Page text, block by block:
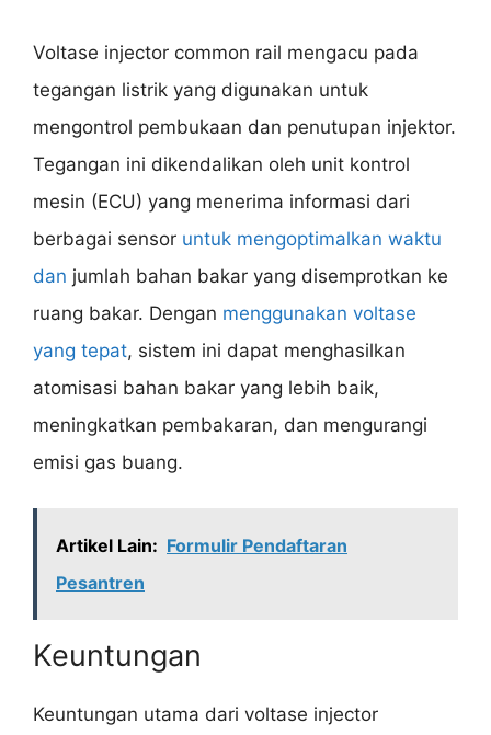
Voltase injector common rail mengacu pada
tegangan listrik yang digunakan untuk
mengontrol pembukaan dan penutupan injektor.
Tegangan ini dikendalikan oleh unit kontrol
mesin (ECU) yang menerima informasi dari
berbagai sensor untuk mengoptimalkan waktu
dan jumlah bahan bakar yang disemprotkan ke
ruang bakar. Dengan menggunakan voltase
yang tepat, sistem ini dapat menghasilkan
atomisasi bahan bakar yang lebih baik,
meningkatkan pembakaran, dan mengurangi
emisi gas buang.
Artikel Lain: Formulir Pendaftaran
Pesantren
Keuntungan
Keuntungan utama dari voltase injector